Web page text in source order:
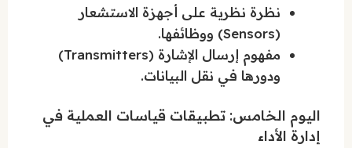
نظرة نظرية على أجهزة الاستشعار
(Sensors) ووظائفها.
مفهوم إرسال الإشارة (Transmitters)
ودورها في نقل البيانات.
اليوم الخامس: تطبيقات قياسات العملية في
إدارة الأداء